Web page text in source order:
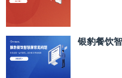
银豹餐饮